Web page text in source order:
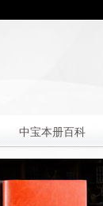
中宝本册百科